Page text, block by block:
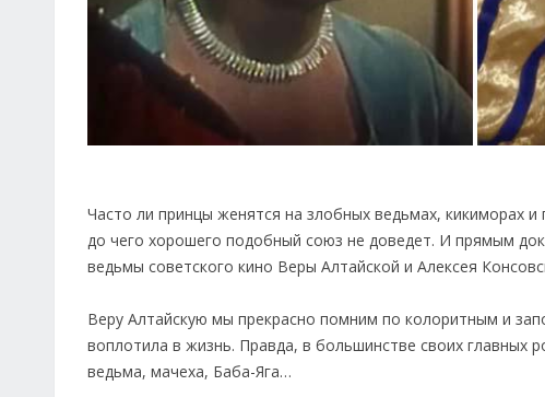
Часто ли принцы женятся на злобных ведьмах, кикиморах
до чего хорошего подобный союз не доведет. И прямым
ведьмы советского кино Веры Алтайской и Алексея
Веру Алтайскую мы прекрасно помним по колоритным и
воплотила в жизнь. Правда, в большинстве своих главных
ведьма, мачеха, Баба-Яга…